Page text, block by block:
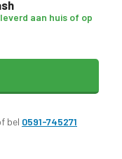
aan huis of op
bel 0591-745271